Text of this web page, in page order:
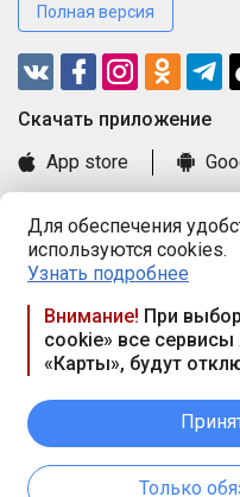
Для обеспечения
используются cookies.
Узнать подробнее
Внимание! При
cookie» все
«Карты», будут
Только
Полная версия
Cкачать приложение
App store
Книга замечаний и
Правила и документы
Praca.by © 2000—2026,
Республика Беларусь,
117а, пом. № 9.
вых. дн. — сб., вс.
Режим работы сайта —
БАЙ» editor@praca.by